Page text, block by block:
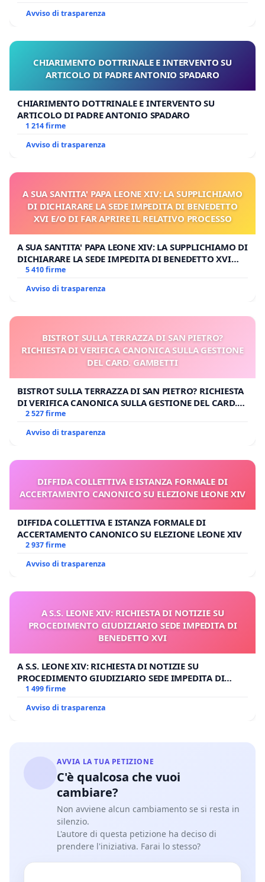
Avviso di trasparenza
CHIARIMENTO DOTTRINALE E INTERVENTO SU
ARTICOLO DI PADRE ANTONIO SPADARO
CHIARIMENTO DOTTRINALE E INTERVENTO SU
ARTICOLO DI PADRE ANTONIO SPADARO
1 214 firme
Avviso di trasparenza
A SUA SANTITA' PAPA LEONE XIV: LA SUPPLICHIAMO
DI DICHIARARE LA SEDE IMPEDITA DI BENEDETTO
XVI E/O DI FAR APRIRE IL RELATIVO PROCESSO
A SUA SANTITA' PAPA LEONE XIV: LA SUPPLICHIAMO DI
DICHIARARE LA SEDE IMPEDITA DI BENEDETTO XVI
E/O DI FAR APRIRE IL RELATIVO PROCESSO
5 410 firme
Avviso di trasparenza
BISTROT SULLA TERRAZZA DI SAN PIETRO?
RICHIESTA DI VERIFICA CANONICA SULLA GESTIONE
DEL CARD. GAMBETTI
BISTROT SULLA TERRAZZA DI SAN PIETRO? RICHIESTA
DI VERIFICA CANONICA SULLA GESTIONE DEL CARD.
GAMBETTI
2 527 firme
Avviso di trasparenza
DIFFIDA COLLETTIVA E ISTANZA FORMALE DI
ACCERTAMENTO CANONICO SU ELEZIONE LEONE XIV
DIFFIDA COLLETTIVA E ISTANZA FORMALE DI
ACCERTAMENTO CANONICO SU ELEZIONE LEONE XIV
2 937 firme
Avviso di trasparenza
A S.S. LEONE XIV: RICHIESTA DI NOTIZIE SU
PROCEDIMENTO GIUDIZIARIO SEDE IMPEDITA DI
BENEDETTO XVI
A S.S. LEONE XIV: RICHIESTA DI NOTIZIE SU
PROCEDIMENTO GIUDIZIARIO SEDE IMPEDITA DI
BENEDETTO XVI
1 499 firme
Avviso di trasparenza
AVVIA LA TUA PETIZIONE
C'è qualcosa che vuoi
cambiare?
Non avviene alcun cambiamento se si resta in
silenzio.
L'autore di questa petizione ha deciso di
prendere l'iniziativa. Farai lo stesso?